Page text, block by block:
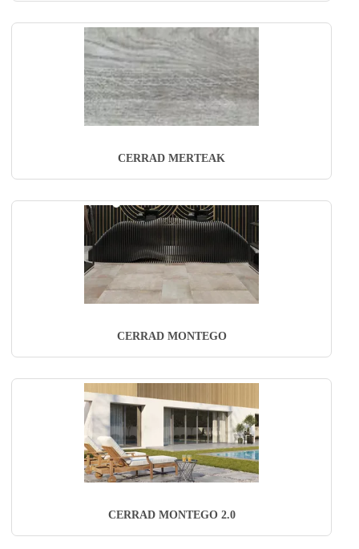
CERRAD MERTEAK
CERRAD MONTEGO
CERRAD MONTEGO 2.0